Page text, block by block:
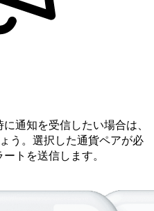
通知を受信したい場合は、
う。選択した通貨ペアが必
トを送信します。